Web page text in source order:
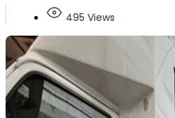
495 Views